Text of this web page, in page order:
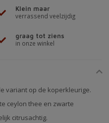
Klein maar
verrassend veelzijdig
graag tot ziens
in onze winkel
variant op de koperkleurige.
ceylon thee en zwarte
citrusachtig.